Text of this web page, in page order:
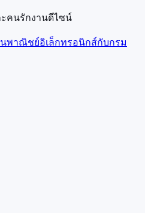
คนรักงานดีไซน์